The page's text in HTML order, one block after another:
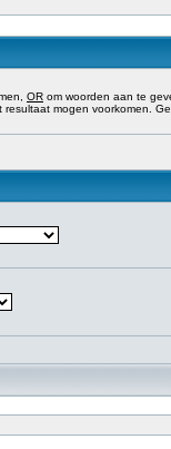
OR om woorden aan te
mogen voorkomen.